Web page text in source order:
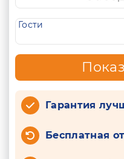
Гости
Гарантия
Бесплатная